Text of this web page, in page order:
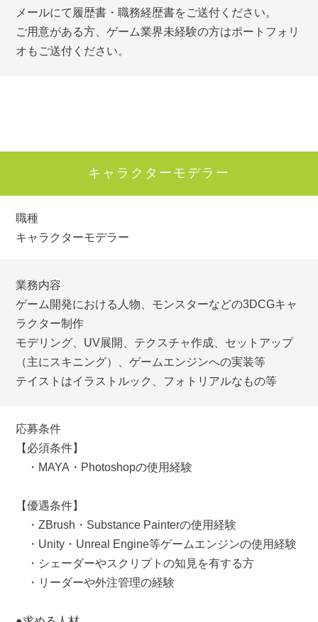
メールにて履歴書・職務経歴書をご送付ください。
ご用意がある方、ゲーム業界未経験の方はポートフォリ
オもご送付ください。
キャラクターモデラー
職種
キャラクターモデラー
業務内容
ゲーム開発における人物、モンスターなどの3DCGキャ
ラクター制作
モデリング、UV展開、テクスチャ作成、セットアップ
（主にスキニング）、ゲームエンジンへの実装等
テイストはイラストルック、フォトリアルなもの等
応募条件
【必須条件】
・MAYA・Photoshopの使用経験
【優遇条件】
・ZBrush・Substance Painterの使用経験
・Unity・Unreal Engine等ゲームエンジンの使用経験
・シェーダーやスクリプトの知見を有する方
・リーダーや外注管理の経験